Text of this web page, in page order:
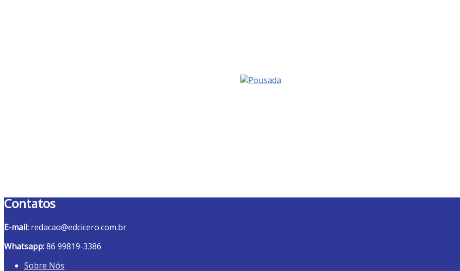
Contatos
E-mail: redacao@edcicero.com.br
Whatsapp:86 99819-3386
Sobre Nós